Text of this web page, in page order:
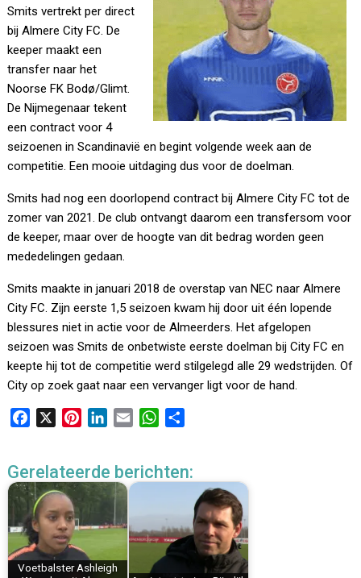
Smits vertrekt per direct
bij Almere City FC. De
keeper maakt een
transfer naar het
Noorse FK Bodø/Glimt.
De Nijmegenaar tekent
een contract voor 4
seizoenen in Scandinavië en begint volgende week aan de
competitie. Een mooie uitdaging dus voor de doelman.
Smits had nog een doorlopend contract bij Almere City FC tot de
zomer van 2021. De club ontvangt daarom een transfersom voor
de keeper, maar over de hoogte van dit bedrag worden geen
mededelingen gedaan.
Smits maakte in januari 2018 de overstap van NEC naar Almere
City FC. Zijn eerste 1,5 seizoen kwam hij door uit één lopende
blessures niet in actie voor de Almeerders. Het afgelopen
seizoen was Smits de onbetwiste eerste doelman bij City FC en
keepte hij tot de competitie werd stilgelegd alle 29 wedstrijden. Of
City op zoek gaat naar een vervanger ligt voor de hand.
e
b
o
o
k
t
e
e
s
t
k
e
d
I
n
i
W
t
p
p
e
Gerelateerde berichten:
Voetbalster Ashleigh